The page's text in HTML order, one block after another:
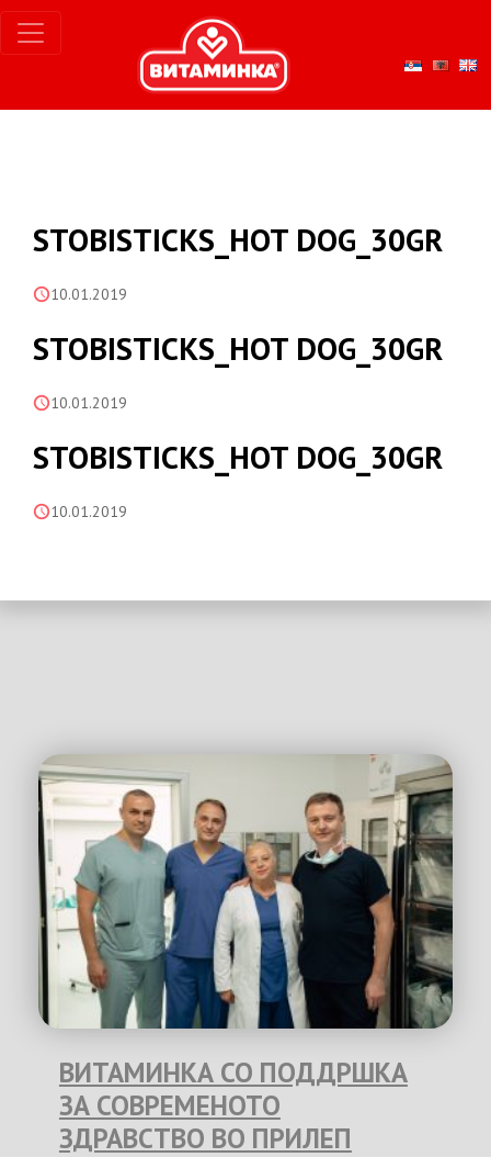
STOBISTICKS_HOT DOG_30GR
10.01.2019
STOBISTICKS_HOT DOG_30GR
10.01.2019
STOBISTICKS_HOT DOG_30GR
10.01.2019
ВИТАМИНКА СО ПОДДРШКА
ЗА СОВРЕМЕНОТО
ЗДРАВСТВО ВО ПРИЛЕП